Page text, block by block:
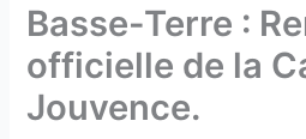
Basse-Terre :
officielle de la
Jouvence.